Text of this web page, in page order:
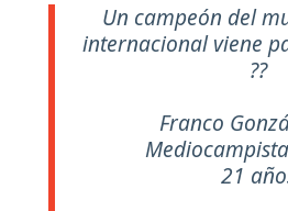
Un campeón del
internacional viene
??
Franco
21